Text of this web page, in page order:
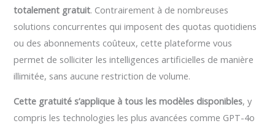
totalement gratuit. Contrairement à de nombreuses
solutions concurrentes qui imposent des quotas quotidiens
ou des abonnements coûteux, cette plateforme vous
permet de solliciter les intelligences artificielles de manière
illimitée, sans aucune restriction de volume.
Cette gratuité s’applique à tous les modèles disponibles, y
compris les technologies les plus avancées comme GPT-4o